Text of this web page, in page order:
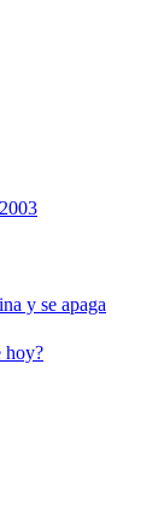
y se apaga
hoy?